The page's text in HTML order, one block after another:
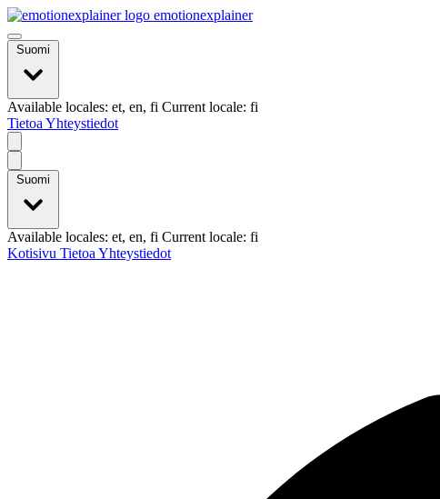
emotionexplainer
Suomi
Available locales: et, en, fi Current locale: fi
Tietoa Yhteystiedot
Suomi
Available locales: et, en, fi Current locale: fi
Kotisivu Tietoa Yhteystiedot